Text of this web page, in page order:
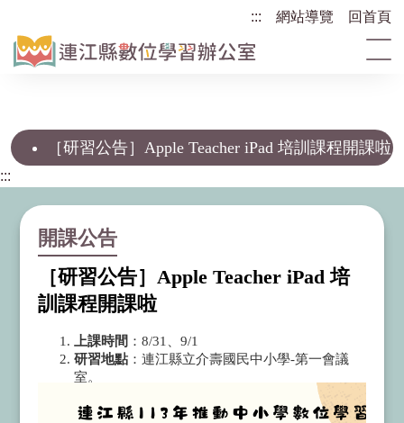
區
塊
::: 網站導覽 回首頁
［研習公告］Apple Teacher iPad 培訓課程開課啦
:::
開課公告
［研習公告］Apple Teacher iPad 培
訓課程開課啦
上課時間 ：8/31、9/1
研習地點 ：連江縣立介壽國民中小學-第一會議
室。
報名連結：